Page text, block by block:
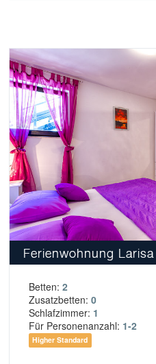
Ferienwohnung
Betten: 2
Zusatzbetten: 0
Schlafzimmer: 1
Für Personenanzahl: 1-2
Higher Standard